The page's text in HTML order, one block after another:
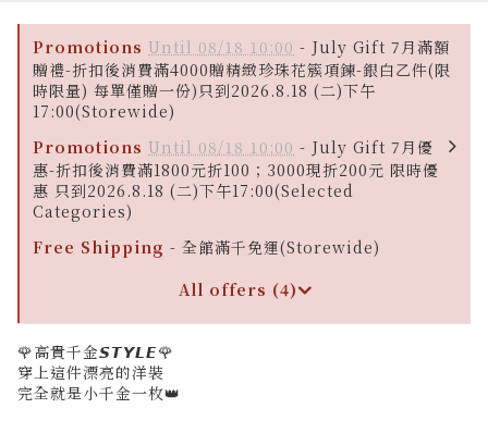
Promotions Until 08/18 10:00 - July Gift 7月滿額
贈禮-折扣後消費滿4000贈精緻珍珠花簇項鍊-銀白乙件(限
時限量) 每單僅贈一份)只到2026.8.18 (二)下午
17:00(Storewide)
Promotions Until 08/18 10:00 - July Gift 7月優
惠-折扣後消費滿1800元折100；3000現折200元 限時優
惠 只到2026.8.18 (二)下午17:00(Selected
Categories)
Free Shipping - 全館滿千免運(Storewide)
All offers (4)
🌹高貴千金𝙎𝙏𝙔𝙇𝙀🌹
穿上這件漂亮的洋裝
完全就是小千金一枚👑